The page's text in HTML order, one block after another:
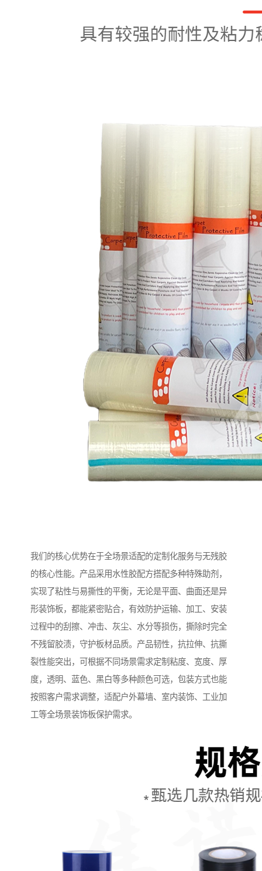
我们的核心优势在于全场景适配的定制化服务与无残胶
的核心性能。产品采用水性胶配方搭配多种特殊助剂，
实现了粘性与易撕性的平衡，无论是平面、曲面还是异
形装饰板，都能紧密贴合，有效防护运输、加工、安装
过程中的刮擦、冲击、灰尘、水分等损伤，撕除时完全
不残留胶渍，守护板材品质。产品韧性，抗拉伸、抗撕
裂性能突出，可根据不同场景需求定制粘度、宽度、厚
度，透明、蓝色、黑白等多种颜色可选，包装方式也能
按照客户需求调整，适配户外幕墙、室内装饰、工业加
工等全场景装饰板保护需求。